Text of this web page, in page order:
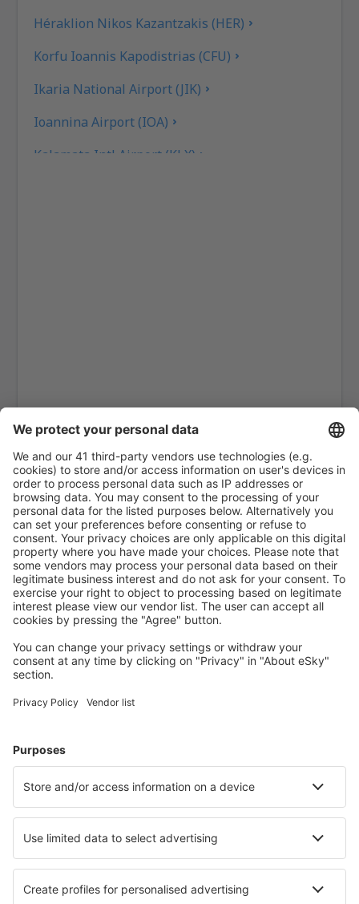
Héraklion Nikos Kazantzakis (HER)
Korfu Ioannis Kapodistrias (CFU)
Ikaria National Airport (JIK)
Ioannina Airport (IOA)
Kalamata Intl Airport (KLX)
Kozani Airport (KZI)
Lemnos Airport (LXS)
Leros Airport (LRS)
Soluň Makedonia (SKG)
Milos National Airport (MLO)
Mykonos Airport (JMK)
Mytiléna Intl Airport (MJT)
Naxos Airport (JNX)
Volos Nea Anchialos (VOL)
Paros Airport (PAS)
Preveza Lefkada Aktion (PVK)
Agia Paraskevi Santorini (JTR)
Sitia Airport (JSH)